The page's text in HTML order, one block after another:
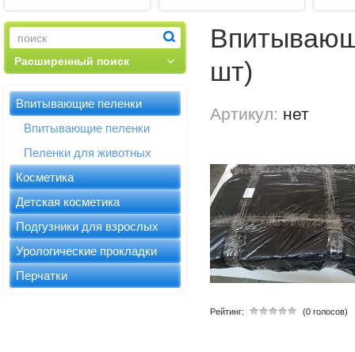
шт)
Артикул: нет
Рейтинг: (0 голосов)
Расширенный поиск
Впитывающие пеленки
Впитывающие пеленки
Пеленки для животных
Косметика
Детская косметика
Подгузники для взрослых
Урологические прокладки
Перчатки